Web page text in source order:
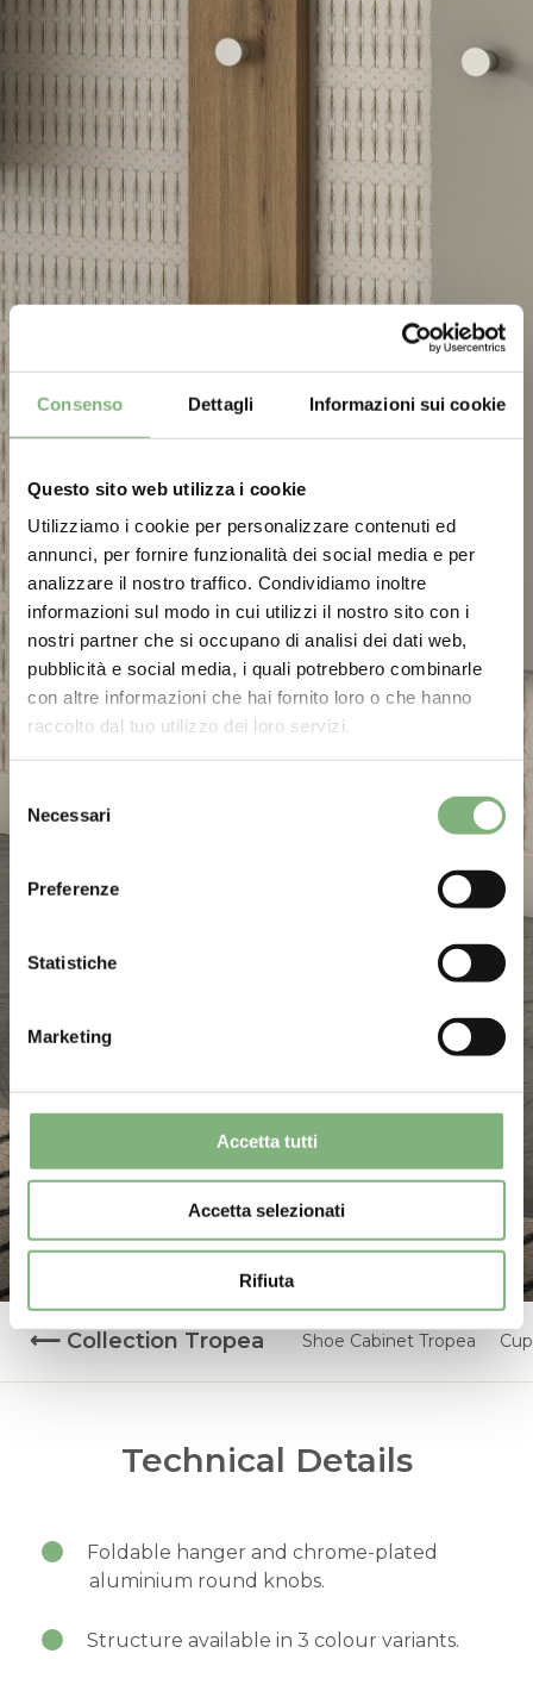
Consenso Dettagli Informazioni sui cookie
Questo sito web utilizza i cookie
Utilizziamo i cookie per personalizzare contenuti ed
annunci, per fornire funzionalità dei social media e per
analizzare il nostro traffico. Condividiamo inoltre
informazioni sul modo in cui utilizzi il nostro sito con i
nostri partner che si occupano di analisi dei dati web,
pubblicità e social media, i quali potrebbero combinarle
con altre informazioni che hai fornito loro o che hanno
raccolto dal tuo utilizzo dei loro servizi.
delNecessari
Preferenze
Statistiche
Marketing
Accetta tutti
Accetta selezionati
Rifiuta
Coat Hanger
Tropea
Collection Tropea Shoe Cabinet Tropea
Technical Details
Foldable hanger and chrome-plated
aluminium round knobs.
Structure available in 3 colour variants.